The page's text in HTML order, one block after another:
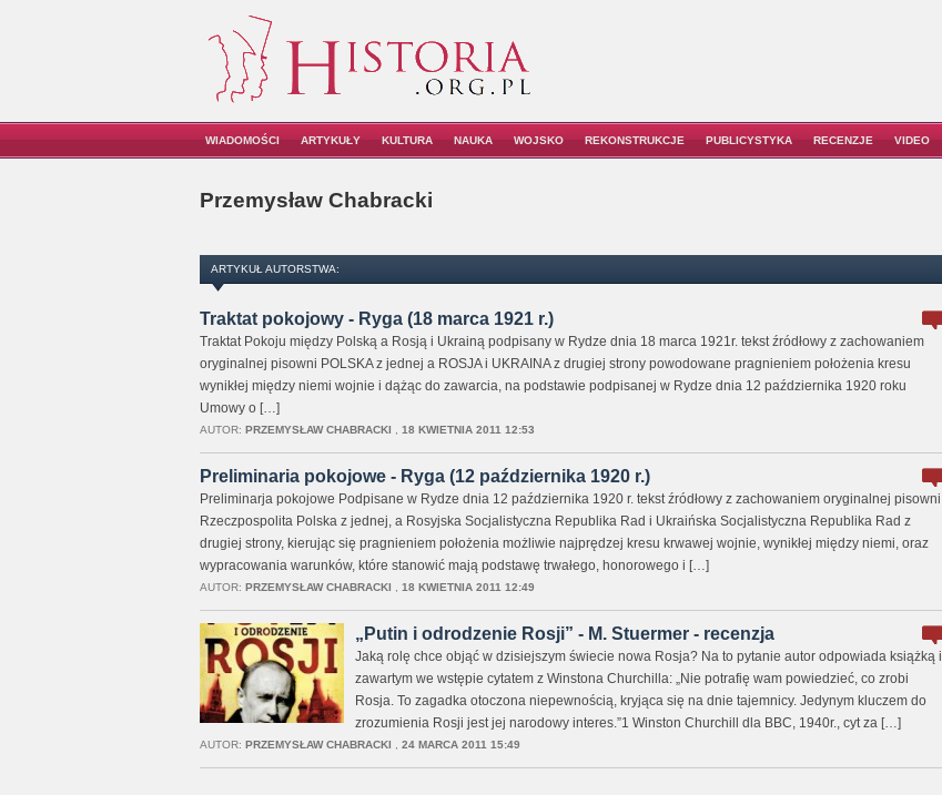
WIADOMOŚCI ARTYKUŁY KULTURA NAUKA WOJSKO REKONSTRUKCJE PUBLICYSTYKA RECENZJE VIDEO
Przemysław Chabracki
ARTYKUŁ AUTORSTWA:
Traktat pokojowy - Ryga (18 marca 1921 r.)
Traktat Pokoju między Polską a Rosją i Ukrainą podpisany w Rydze dnia 18 marca 1921r. tekst źródłowy z zachowaniem
oryginalnej pisowni POLSKA z jednej a ROSJA i UKRAINA z drugiej strony powodowane pragnieniem położenia kresu
wynikłej między niemi wojnie i dążąc do zawarcia, na podstawie podpisanej w Rydze dnia 12 października 1920 roku
Umowy o […]
AUTOR: PRZEMYSŁAW CHABRACKI 18 KWIETNIA 2011 12:53
Preliminaria pokojowe - Ryga (12 października 1920 r.)
Preliminarja pokojowe Podpisane w Rydze dnia 12 października 1920 r. tekst źródłowy z zachowaniem oryginalnej pisowni
Rzeczpospolita Polska z jednej, a Rosyjska Socjalistyczna Republika Rad i Ukraińska Socjalistyczna Republika Rad z
drugiej strony, kierując się pragnieniem położenia możliwie najprędzej kresu krwawej wojnie, wynikłej między niemi, oraz
wypracowania warunków, które stanowić mają podstawę trwałego, honorowego i […]
AUTOR: PRZEMYSŁAW CHABRACKI 18 KWIETNIA 2011 12:49
„Putin i odrodzenie Rosji” - M. Stuermer - recenzja
Jaką rolę chce objąć w dzisiejszym świecie nowa Rosja? Na to pytanie autor odpowiada książką i
zawartym we wstępie cytatem z Winstona Churchilla: „Nie potrafię wam powiedzieć, co zrobi
Rosja. To zagadka otoczona niepewnością, kryjąca się na dnie tajemnicy. Jedynym kluczem do
zrozumienia Rosji jest jej narodowy interes.”1 Winston Churchill dla BBC, 1940r., cyt za […]
AUTOR: PRZEMYSŁAW CHABRACKI 24 MARCA 2011 15:49